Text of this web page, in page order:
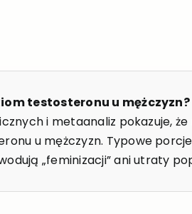
testosteronu u mężczyzn?
i metaanaliz pokazuje,
u mężczyzn. Typowe
„feminizacji” ani utraty